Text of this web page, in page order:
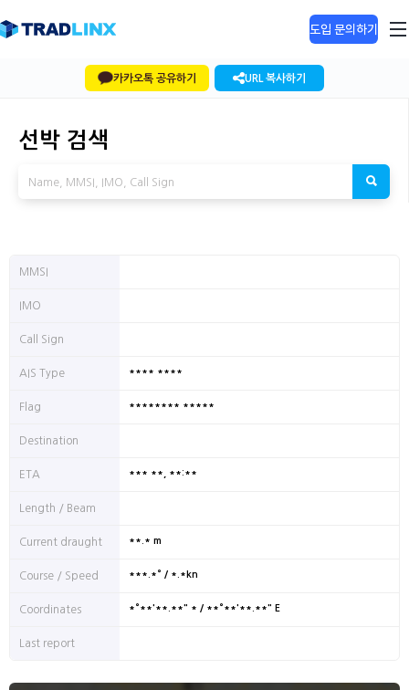
도입 문의하기
카카오톡 공유하기 URL 복사하기
선박 검색
MMSI
IMO
Call Sign
AIS Type **** ****
Flag ******** *****
Destination
ETA *** **, **:**
Length / Beam
Current draught **.* m
Course / Speed ***.*° / *.*kn
Coordinates *°**'**.**" * / **°**'**.**" E
Last report